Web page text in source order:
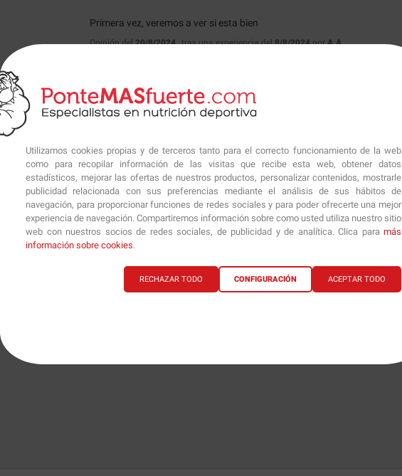
Utilizamos cookies propias y de terceros tanto para el correcto funcionamiento de la web
como para recopilar información de las visitas que recibe esta web, obtener datos
estadísticos, mejorar las ofertas de nuestros productos, personalizar contenidos, mostrarle
publicidad relacionada con sus preferencias mediante el análisis de sus hábitos de
navegación, para proporcionar funciones de redes sociales y para poder ofrecerte una mejor
experiencia de navegación. Compartiremos información sobre como usted utiliza nuestro sitio
web con nuestros socios de redes sociales, de publicidad y de analítica. Clica para más
información sobre cookies.
ACEPTAR TODO
RECHAZAR TODO CONFIGURACIÓN
Primera vez, veremos a ver si esta bien
Opinión del20/8/2024 , tras una experiencia del8/8/2024 porA.A.
1